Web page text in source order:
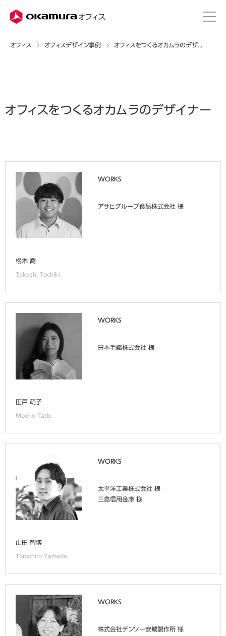
オフィス
オフィス オフィスデザイン事例
オフィスをつくるオカムラのデザイナー
栩木 喬
Takashi Tochiki
WORKS
アサヒグループ食品株式会社 様
田戸 萌子
Moeko Tado
WORKS
日本毛織株式会社 様
山田 智博
Tomohiro Yamada
WORKS
太平洋工業株式会社 様
三島信用金庫 様
WORKS
株式会社デンソー安城製作所 様